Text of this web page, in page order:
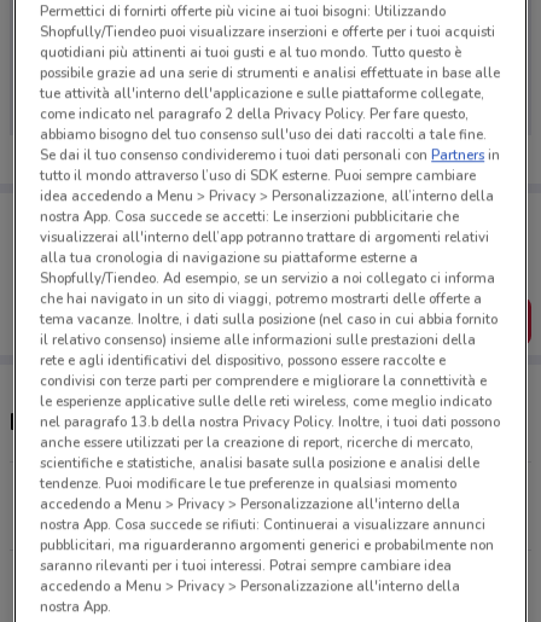
Ci dispiace, al momento non abbiamo pubblicato
volantini nella tua zona. Riprova più tardi.
Porta DoveConviene sempre con te!
Puoi trovare le migliori offerte dei negozi vicino a te,
salvarle e creare la tua lista del risparmio, comodamente
dal tuo cellulare.
SCARICA L’APP
Negozi gaer a Stezzano
Viale Antonio Locatelli, 30 Almè
10 km
Via Brianza, 2 Bellusco
19.1 km
Permettici di fornirti offerte più vicine ai tuoi bisogni: Utilizzando
Shopfully/Tiendeo puoi visualizzare inserzioni e offerte per i tuoi acquisti
quotidiani più attinenti ai tuoi gusti e al tuo mondo. Tutto questo è
possibile grazie ad una serie di strumenti e analisi effettuate in base alle
tue attività all'interno dell'applicazione e sulle piattaforme collegate,
come indicato nel paragrafo 2 della Privacy Policy. Per fare questo,
abbiamo bisogno del tuo consenso sull'uso dei dati raccolti a tale fine.
Se dai il tuo consenso condivideremo i tuoi dati personali conPartnersin
tutto il mondo attraverso l’uso di SDK esterne. Puoi sempre cambiare
idea accedendo a Menu > Privacy > Personalizzazione, all’interno della
nostra App. Cosa succede se accetti: Le inserzioni pubblicitarie che
visualizzerai all'interno dell’app potranno trattare di argomenti relativi
alla tua cronologia di navigazione su piattaforme esterne a
Shopfully/Tiendeo. Ad esempio, se un servizio a noi collegato ci informa
che hai navigato in un sito di viaggi, potremo mostrarti delle offerte a
tema vacanze. Inoltre, i dati sulla posizione (nel caso in cui abbia fornito
il relativo consenso) insieme alle informazioni sulle prestazioni della
rete e agli identificativi del dispositivo, possono essere raccolte e
condivisi con terze parti per comprendere e migliorare la connettività e
le esperienze applicative sulle delle reti wireless, come meglio indicato
nel paragrafo 13.b della nostra Privacy Policy. Inoltre, i tuoi dati possono
anche essere utilizzati per la creazione di report, ricerche di mercato,
scientifiche e statistiche, analisi basate sulla posizione e analisi delle
tendenze. Puoi modificare le tue preferenze in qualsiasi momento
accedendo a Menu > Privacy > Personalizzazione all'interno della
nostra App. Cosa succede se rifiuti: Continuerai a visualizzare annunci
pubblicitari, ma riguarderanno argomenti generici e probabilmente non
saranno rilevanti per i tuoi interessi. Potrai sempre cambiare idea
accedendo a Menu > Privacy > Personalizzazione all'interno della
nostra App.